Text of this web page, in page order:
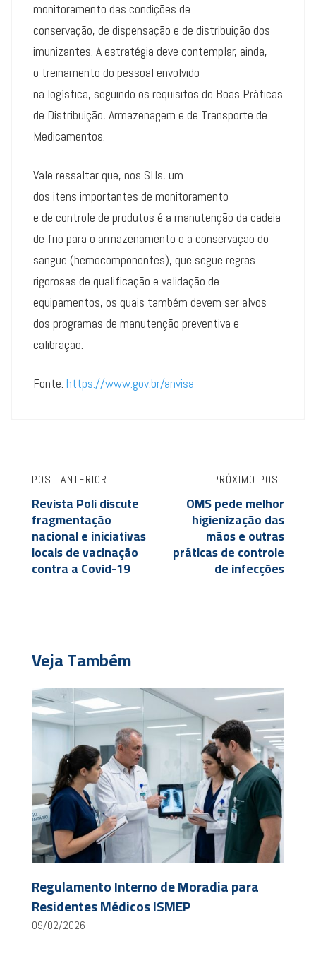
monitoramento das condições de
conservação, de dispensação e de distribuição dos
imunizantes. A estratégia deve contemplar, ainda,
o treinamento do pessoal envolvido
na logística, seguindo os requisitos de Boas Práticas
de Distribuição, Armazenagem e de Transporte de
Medicamentos.
Vale ressaltar que, nos SHs, um
dos itens importantes de monitoramento
e de controle de produtos é a manutenção da cadeia
de frio para o armazenamento e a conservação do
sangue (hemocomponentes), que segue regras
rigorosas de qualificação e validação de
equipamentos, os quais também devem ser alvos
dos programas de manutenção preventiva e
calibração.
Fonte: https://www.gov.br/anvisa
POST ANTERIOR
Revista Poli discute
fragmentação
nacional e iniciativas
locais de vacinação
contra a Covid-19
PRÓXIMO POST
OMS pede melhor
higienização das
mãos e outras
práticas de controle
de infecções
Veja Também
Regulamento Interno de Moradia para
Residentes Médicos ISMEP
09/02/2026